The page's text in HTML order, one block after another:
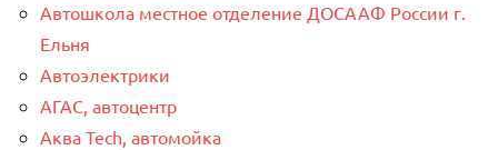
Автошкола местное отделение ДОСААФ России г.
Ельня
Автоэлектрики
АГАС, автоцентр
Аква Tech, автомойка